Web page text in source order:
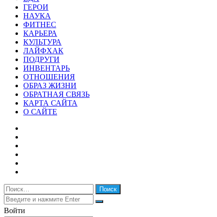
ГЕРОИ
НАУКА
ФИТНЕС
КАРЬЕРА
КУЛЬТУРА
ЛАЙФХАК
ПОДРУГИ
ИНВЕНТАРЬ
ОТНОШЕНИЯ
ОБРАЗ ЖИЗНИ
ОБРАТНАЯ СВЯЗЬ
КАРТА САЙТА
О САЙТЕ
Найти:
Закрыть
Искать
Закрыть
Войти